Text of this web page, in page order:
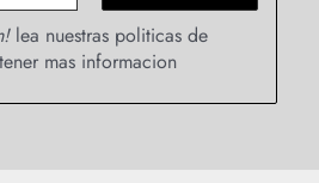
lea nuestras politicas de
mas informacion